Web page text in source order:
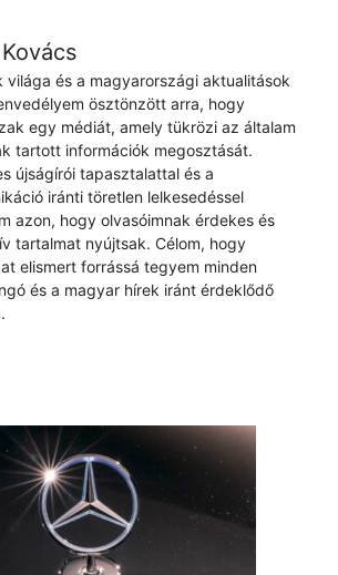
világa és a magyarországi aktualitások
ösztönzött arra, hogy
egy médiát, amely tükrözi az általam
tartott információk megosztását.
újságírói tapasztalattal és a
iránti töretlen lelkesedéssel
azon, hogy olvasóimnak érdekes és
tartalmat nyújtsak. Célom, hogy
elismert forrássá tegyem minden
és a magyar hírek iránt érdeklődő